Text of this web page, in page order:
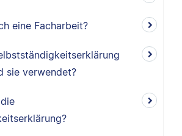
eine Facharbeit?
sie verwendet?